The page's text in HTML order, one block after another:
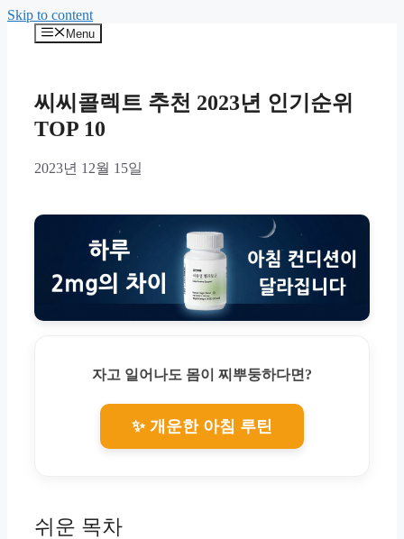
Skip to content
Menu
씨씨콜렉트 추천 2023년 인기순위
TOP 10
2023년 12월 15일
자고 일어나도 몸이 찌뿌둥하다면?
✨ 개운한 아침 루틴
쉬운 목차